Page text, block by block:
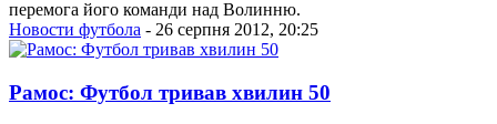
перемога його команди над Волинню.
Новости футбола - 26 серпня 2012, 20:25
Рамос: Футбол тривав хвилин 50